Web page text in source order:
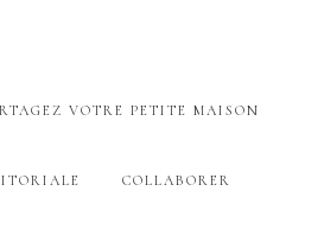
VOTRE PETITE MAISON
COLLABORER